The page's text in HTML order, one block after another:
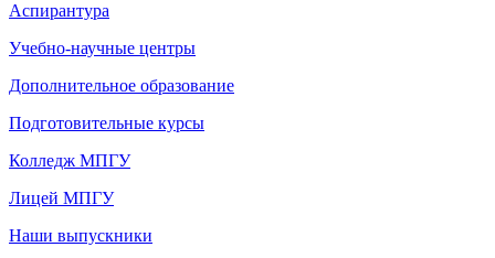
Аспирантура
Учебно-научные центры
Дополнительное образование
Подготовительные курсы
Колледж МПГУ
Лицей МПГУ
Наши выпускники